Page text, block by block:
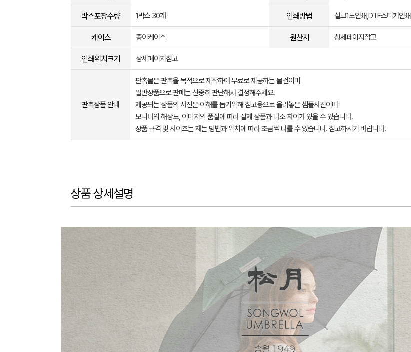
박스포장수량 1박스 30개 인쇄방법 실크1도인쇄,DTF스티커인쇄
케이스 종이케이스 원산지 상세페이지참고
인쇄위치크기 상세페이지참고
판촉상품 안내
판촉물은 판촉을 목적으로 제작하여 무료로 제공하는 물건이며
일반상품으로 판매는 신중히 판단해서 결정해주세요.
제공되는 상품의 사진은 이해를 돕기위해 참고용으로 올려놓은 샘플사진이며
모니터의 해상도, 이미지의 품질에 따라 실제 상품과 다소 차이가 있을 수 있습니다.
상품 규격 및 사이즈는 재는 방법과 위치에 따라 조금씩 다를 수 있습니다. 참고하시기 바랍니다.
상품 상세설명